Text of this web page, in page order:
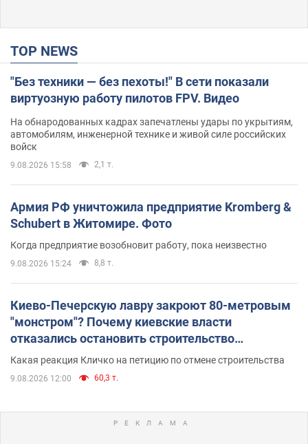
TOP NEWS
"Без техники — без пехоты!" В сети показали
виртуозную работу пилотов FPV. Видео
На обнародованных кадрах запечатлены удары по укрытиям,
автомобилям, инженерной технике и живой силе российских
войск
9.08.2026 15:58 2,1 т.
Армия РФ уничтожила предприятие Kromberg &
Schubert в Житомире. Фото
Когда предприятие возобновит работу, пока неизвестно
9.08.2026 15:24 8,8 т.
Киево-Печерскую лавру закроют 80-метровым
"монстром"? Почему киевские власти
отказались остановить строительство
небоскреба "московского верующего"
Какая реакция Кличко на петицию по отмене строительства
9.08.2026 12:00 60,3 т.